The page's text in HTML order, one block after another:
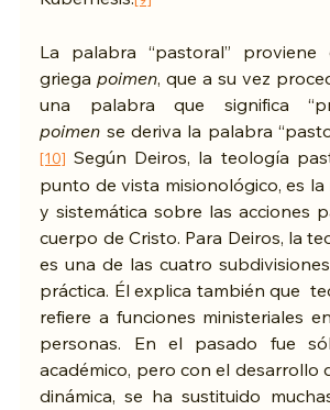
La palabra “pastoral”
griega poimen, que a su vez
poimen se deriva la palabra
[10] Según Deiros, la teología
punto de vista misionológico, es la
y sistemática sobre las acciones
cuerpo de Cristo. Para Deiros, la
es una de las cuatro
práctica. Él explica también que
refiere a funciones ministeriales
personas. En el pasado fue
académico, pero con el desarrollo
dinámica, se ha sustituido